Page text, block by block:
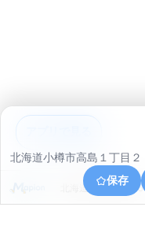
北海道小樽市高島１丁目２
保存
北海道小樽市築港６